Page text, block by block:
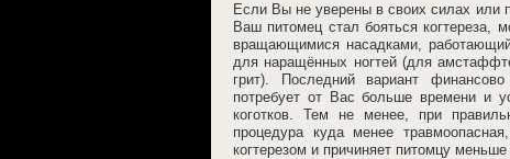
Если Вы не уверены в своих силах или
Ваш питомец стал бояться когтереза,
вращающимися насадками,
для наращённых ногтей (для
грит). Последний вариант
потребует от Вас больше времени и
коготков. Тем не менее, при
процедура куда менее
когтерезом и причиняет питомцу